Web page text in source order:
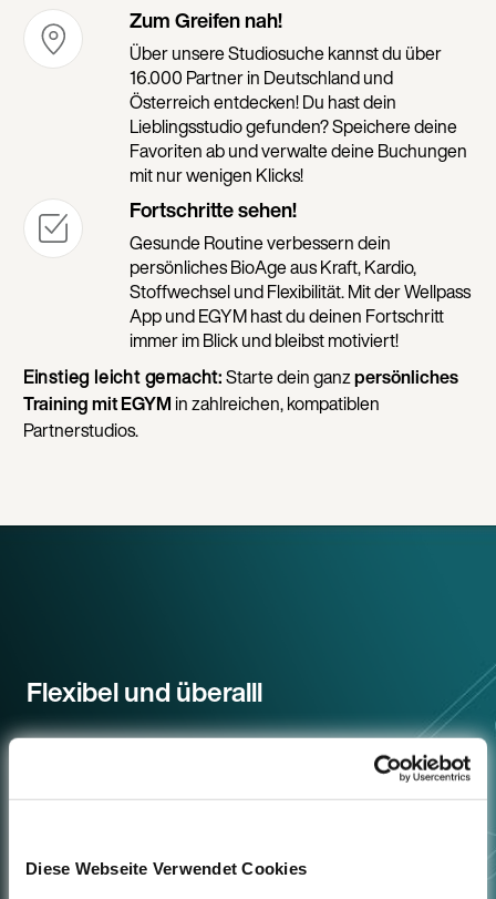
Diese Webseite Verwendet Cookies
Zum Greifen nah!
Über unsere Studiosuche kannst du über
16.000 Partner in Deutschland und
Österreich entdecken! Du hast dein
Lieblingsstudio gefunden? Speichere deine
Favoriten ab und verwalte deine Buchungen
mit nur wenigen Klicks!
Fortschritte sehen!
Gesunde Routine verbessern dein
persönliches BioAge aus Kraft, Kardio,
Stoffwechsel und Flexibilität. Mit der Wellpass
App und EGYM hast du deinen Fortschritt
immer im Blick und bleibst motiviert!
Einstieg leicht gemacht:Starte dein ganzpersönliches
Training mit EGYM in zahlreichen, kompatiblen
Partnerstudios.
Flexibel und überalll